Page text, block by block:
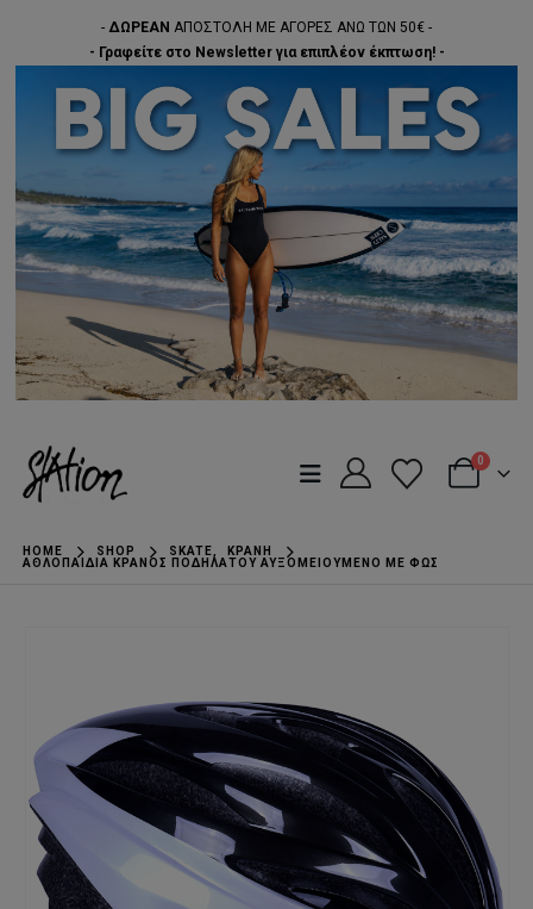
- ΔΩΡΕΑΝ ΑΠΟΣΤΟΛΗ ΜΕ ΑΓΟΡΕΣ ΑΝΩ ΤΩΝ 50€ -
- Γραφείτε στο Newsletter για επιπλέον έκπτωση! -
0
HOME SHOP SKATE,
ΚΡΆΝΗ
ΑΘΛΟΠΑΙΔΙΑ ΚΡΆΝΟΣ ΠΟΔΗΛΆΤΟΥ ΑΥΞΟΜΕΙΟΎΜΕΝΟ ΜΕ ΦΩΣ